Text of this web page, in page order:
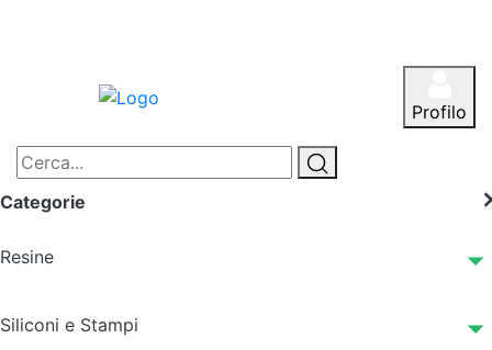
Profilo
Categorie
Resine
Siliconi e Stampi